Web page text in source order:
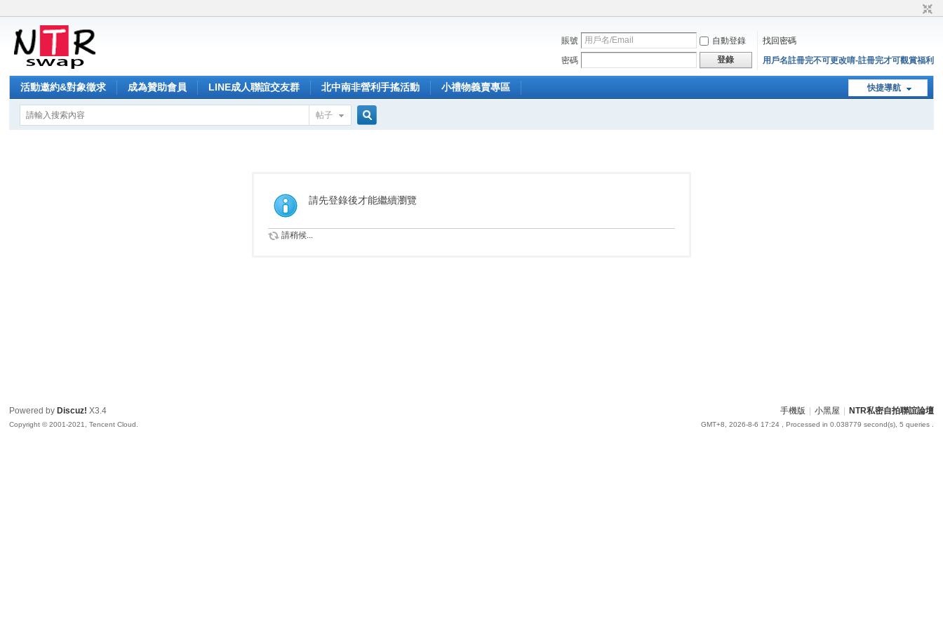
賬號 自動登錄
找回密碼
密碼
登錄 用戶名註冊完不可更改唷-註冊完才可觀賞福利
快捷導航
活動邀約&對象徵求 成為贊助會員 LINE成人聯誼交友群 北中南非營利手搖活動 小禮物義賣專區
帖子
索
請先登錄後才能繼續瀏覽
請稍候...
手機版 小黑屋 NTR私密自拍聯誼論壇
GMT+8, 2026-8-6 17:24, Processed in 0.038779 second(s), 5 queries .
Powered by Discuz! X3.4
Copyright © 2001-2021, Tencent Cloud.